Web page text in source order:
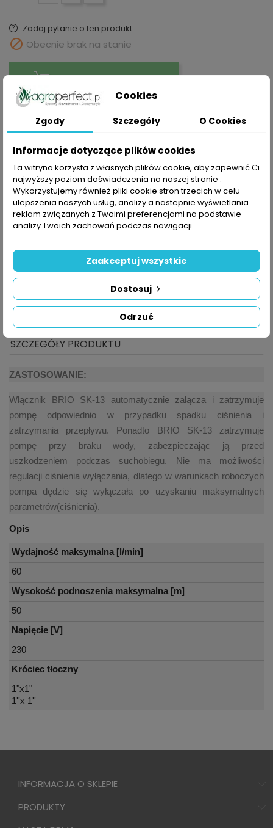
Zadaj pytanie o ten produkt
 Obecnie brak na stanie
DODAJ DO KOSZYKA
Udostępnij
Polityka prywatności
Składając zamówienie akceptujesz Politykę prywatności
Zasady dostawy
Zwrotu
Zasady bezpieczeństwa
Składając zamówienie akceptujesz Regulamin sklepu
OPIS
SZCZEGÓŁY PRODUKTU
ZASTOSOWANIE:
Włącznik BRIO SK-13 automatycznie załącza i zatrzymuje
pompę odpowiednio w przypadku spadku ciśnienia i
zatrzymania przepływu. Ponadto BRIO SK-13 zatrzymuje
pompę przy braku wody, zabezpieczając ją przed
uszkodzeniem podczas suchobiegu. Nie ma możliwości
regulacji ciśnienia wyłączania, dlatego w warunkach roboczych
pompa dędzie się wyłączała po uzyskaniu maksymalnych
parametrów(ciśnienia).
Opis
Wydajność maksymalna [l/min]
60
Wysokość podnoszenia maksymalna [m]
50
Napięcie [V]
230
Króciec tłoczny
1"x1"
1''x 1''
INFORMACJA O SKLEPIE
PRODUKTY
Cookies
Zgody Szczegóły O Cookies
Informacje dotyczące plików cookies
Ta witryna korzysta z własnych plików cookie, aby zapewnić Ci
najwyższy poziom doświadczenia na naszej stronie .
Wykorzystujemy również pliki cookie stron trzecich w celu
ulepszenia naszych usług, analizy a nastepnie wyświetlania
reklam związanych z Twoimi preferencjami na podstawie
analizy Twoich zachowań podczas nawigacji.
Odrzuć
Dostosuj
Zaakceptuj wszystkie